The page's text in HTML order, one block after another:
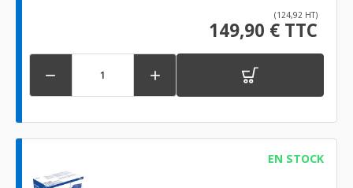
(124,92 HT)
149,90 € TTC
 
EN STOCK